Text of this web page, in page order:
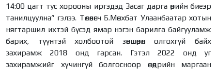
14:00 цагт тус хорооны иргэдэд Засаг дарга өөрийн биеэр
танилцуулна” гэлээ. Төлөөлөгч Б.Мөнхбат Улаанбаатар хотын
нягтаршил ихтэй бүсэд ямар нэгэн барилга байгууламж
барих, түүнтэй холбоотой зөвшөөрөл олгохгүй байх
захирамж 2018 онд гарсан. Гэтэл 2022 онд уг
захирамжийг хүчингүй болгосноор өнөөдрийн маргаан